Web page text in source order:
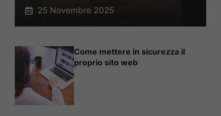
25 Novembre 2025
Come mettere in sicurezza il
proprio sito web